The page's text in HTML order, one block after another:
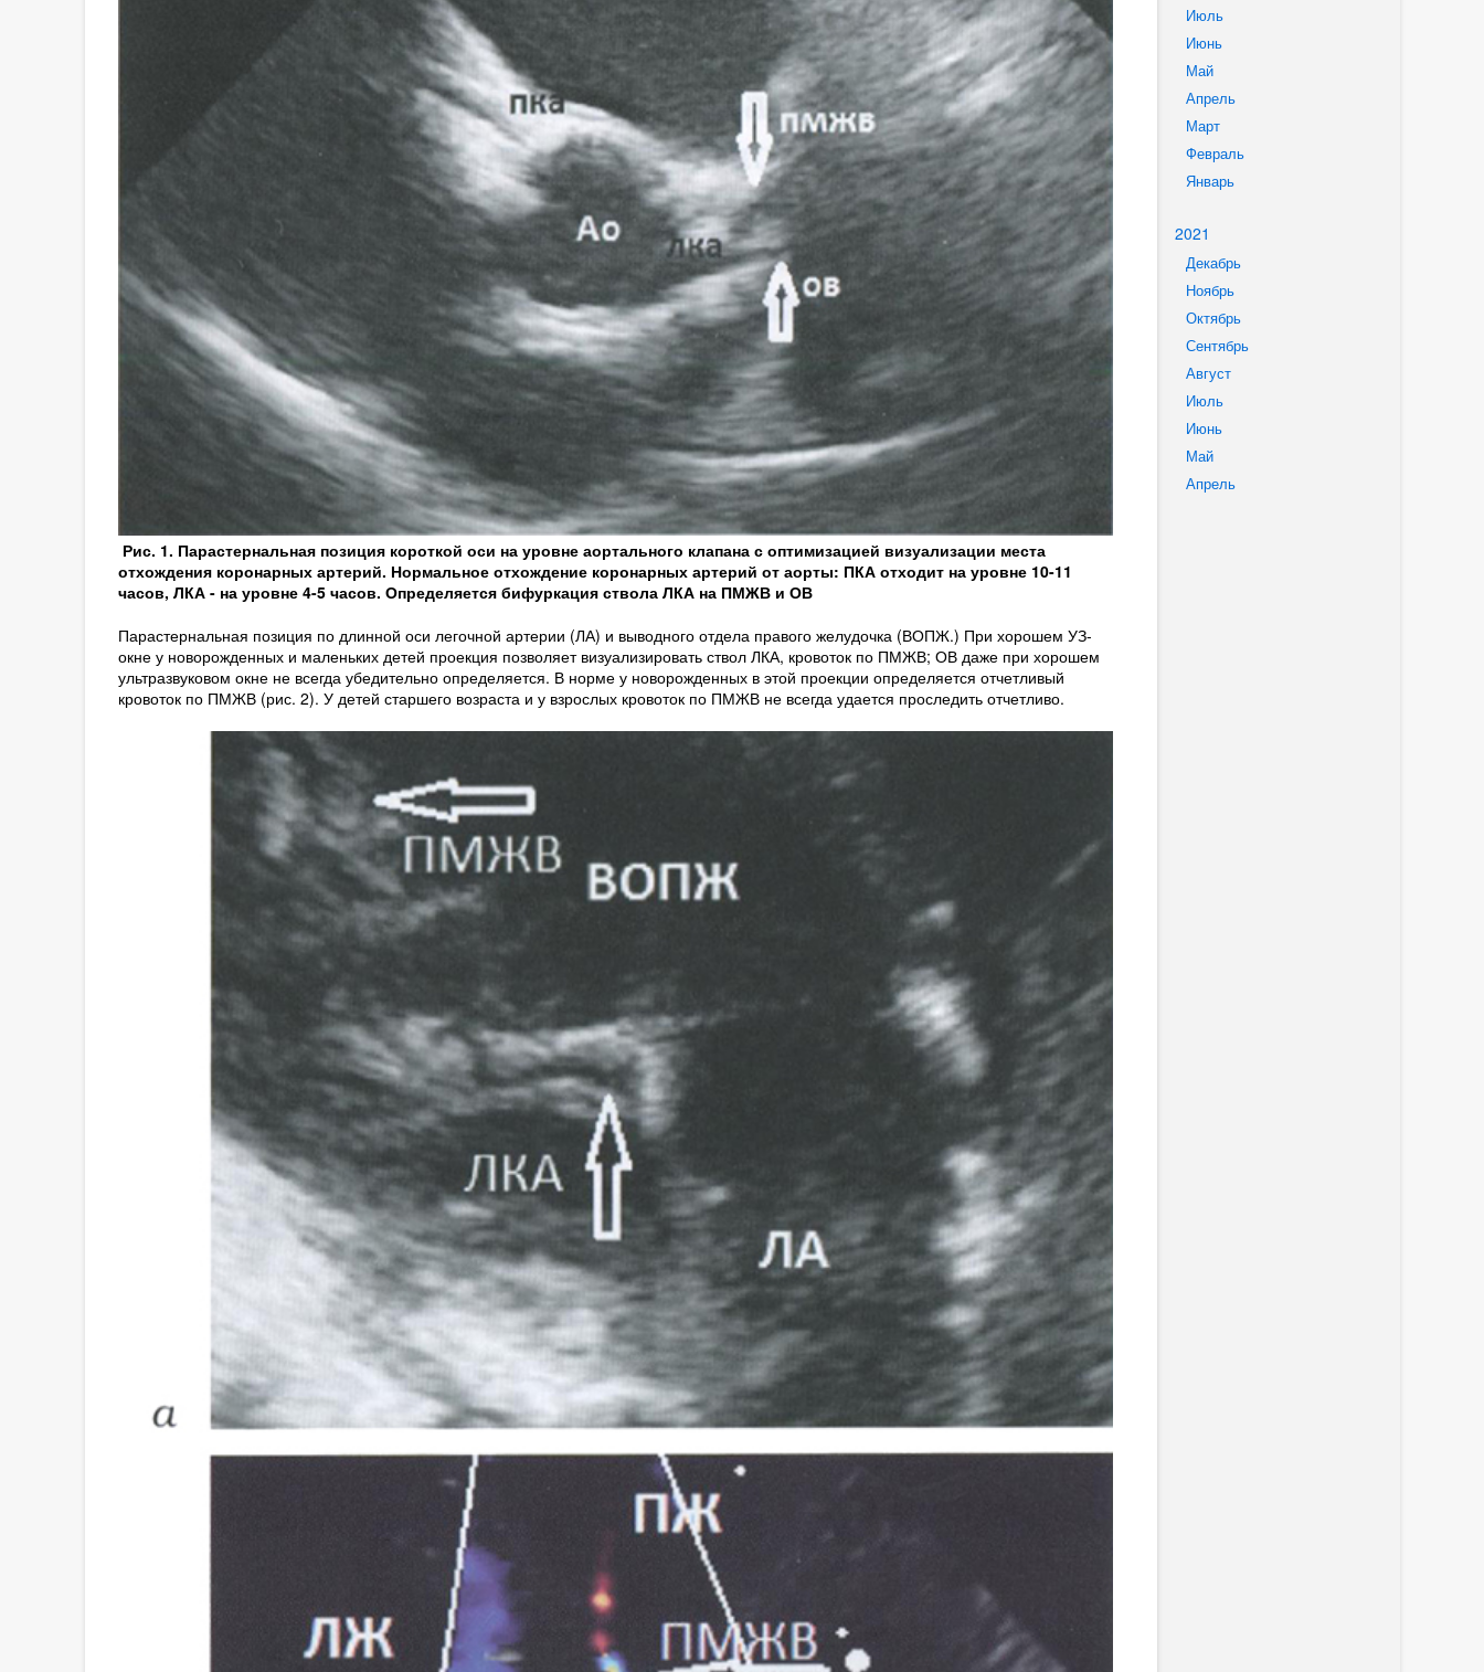
Июль
Июнь
Май
Апрель
Март
Февраль
Январь
2021
Декабрь
Ноябрь
Октябрь
Сентябрь
Август
Июль
Июнь
Май
Апрель
Рис. 1. Парастернальная позиция короткой оси на уровне аортального клапана с оптимизацией визуализации места
отхождения коронарных артерий. Нормальное отхождение коронарных артерий от аорты: ПКА отходит на уровне 10-11
часов, ЛКА - на уровне 4-5 часов. Определяется бифуркация ствола ЛКА на ПМЖВ и ОВ
Парастернальная позиция по длинной оси легочной артерии (ЛА) и выводного отдела правого желудочка (ВОПЖ.) При хорошем УЗ-
окне у новорожденных и маленьких детей проекция позволяет визуализировать ствол ЛКА, кровоток по ПМЖВ; ОВ даже при хорошем
ультразвуковом окне не всегда убедительно определяется. В норме у новорожденных в этой проекции определяется отчетливый
кровоток по ПМЖВ (рис. 2). У детей старшего возраста и у взрослых кровоток по ПМЖВ не всегда удается проследить отчетливо.